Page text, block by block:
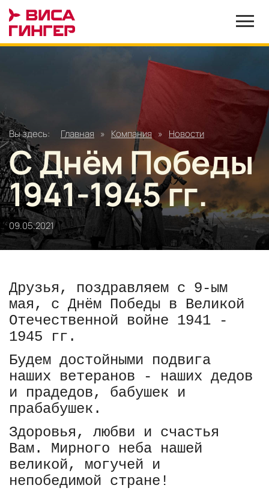
Вы здесь: Главная » Компания » Новости
С Днём Победы
1941-1945 гг.
09.05.2021
Друзья, поздравляем с 9-ым
мая, с Днём Победы в Великой
Отечественной войне 1941 -
1945 гг.
Будем достойными подвига
наших ветеранов - наших дедов
и прадедов, бабушек и
прабабушек.
Здоровья, любви и счастья
Вам. Мирного неба нашей
великой, могучей и
непобедимой стране!